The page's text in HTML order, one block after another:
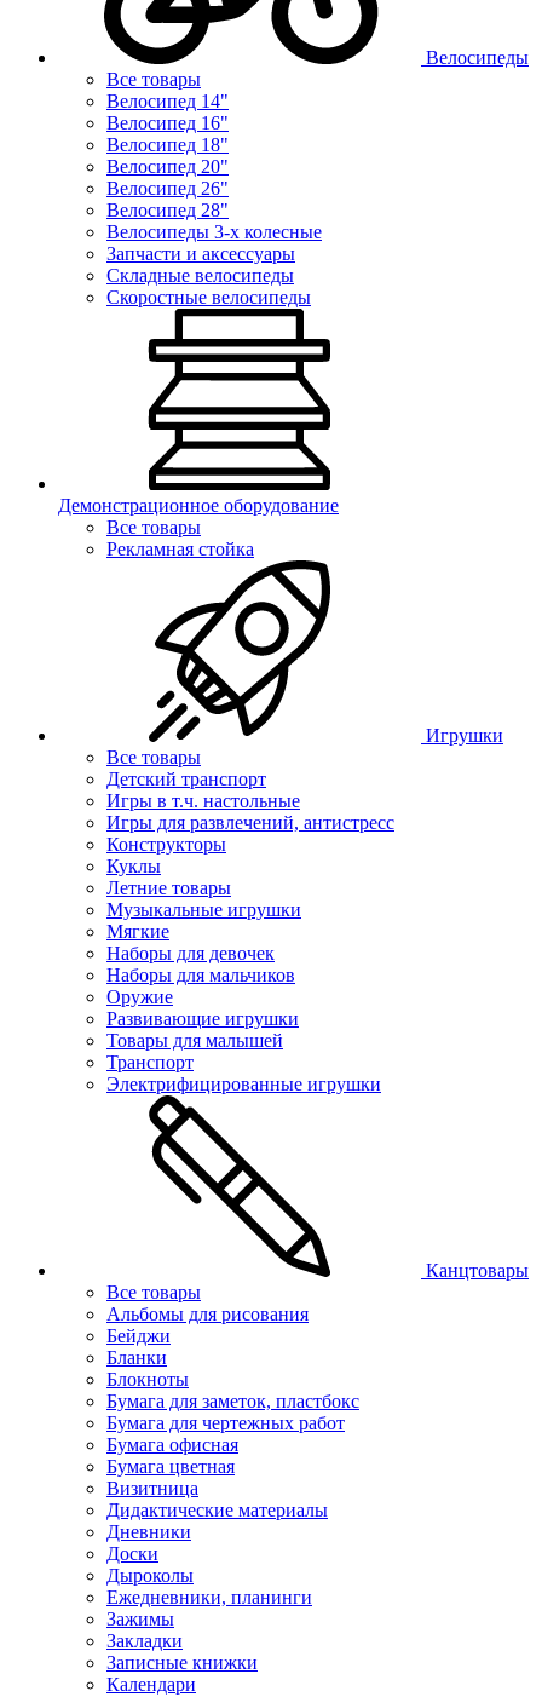
Велосипеды
Все товары
Велосипед 14"
Велосипед 16"
Велосипед 18"
Велосипед 20"
Велосипед 26"
Велосипед 28"
Велосипеды 3-х колесные
Запчасти и аксессуары
Складные велосипеды
Скоростные велосипеды
Демонстрационное оборудование
Все товары
Рекламная стойка
Игрушки
Все товары
Детский транспорт
Игры в т.ч. настольные
Игры для развлечений, антистресс
Конструкторы
Куклы
Летние товары
Музыкальные игрушки
Мягкие
Наборы для девочек
Наборы для мальчиков
Оружие
Развивающие игрушки
Товары для малышей
Транспорт
Электрифицированные игрушки
Канцтовары
Все товары
Альбомы для рисования
Бейджи
Бланки
Блокноты
Бумага для заметок, пластбокс
Бумага для чертежных работ
Бумага офисная
Бумага цветная
Визитница
Дидактические материалы
Дневники
Доски
Дыроколы
Ежедневники, планинги
Зажимы
Закладки
Записные книжки
Календари